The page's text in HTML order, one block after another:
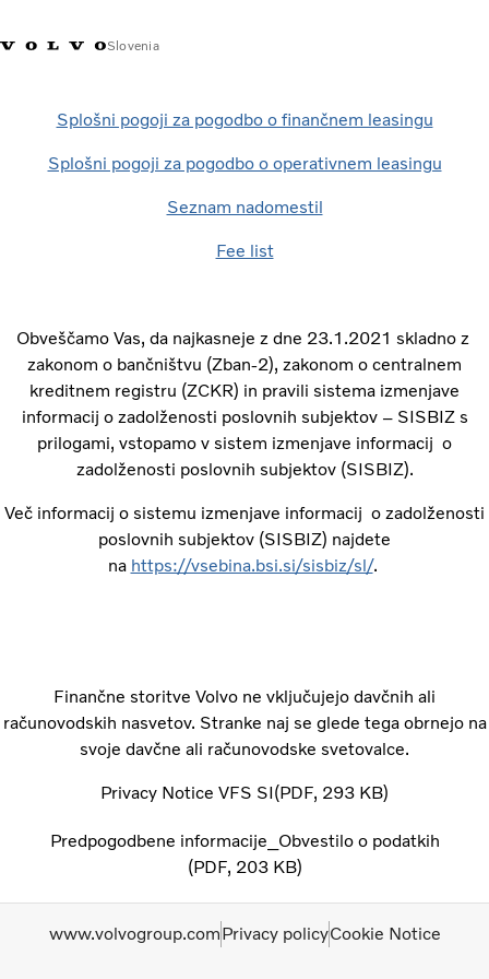
Slovenia
Market SelectorMy Account
Splošni pogoji za pogodbo o finančnem leasingu
Splošni pogoji za pogodbo o operativnem leasingu
Seznam nadomestil
Fee list
Obveščamo Vas, da najkasneje z dne 23.1.2021 skladno z
zakonom o bančništvu (Zban-2), zakonom o centralnem
kreditnem registru (ZCKR) in pravili sistema izmenjave
informacij o zadolženosti poslovnih subjektov – SISBIZ s
prilogami, vstopamo v sistem izmenjave informacij o
zadolženosti poslovnih subjektov (SISBIZ).
Več informacij o sistemu izmenjave informacij o zadolženosti
poslovnih subjektov (SISBIZ) najdete
na https://vsebina.bsi.si/sisbiz/sl/.
Finančne storitve Volvo ne vključujejo davčnih ali
računovodskih nasvetov. Stranke naj se glede tega obrnejo na
svoje davčne ali računovodske svetovalce.
Privacy Notice VFS SI PDF 293 KB
Predpogodbene informacije_Obvestilo o podatkih
PDF 203 KB
www.volvogroup.comPrivacy policyCookie Notice